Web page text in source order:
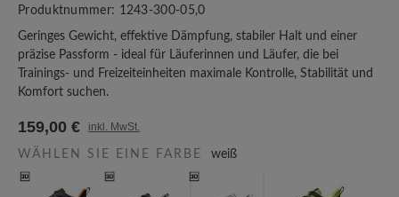
Produktnummer: 1243-300-05,0
Geringes Gewicht, effektive Dämpfung, stabiler Halt und einer
präzise Passform - ideal für Läuferinnen und Läufer, die bei
Trainings- und Freizeiteinheiten maximale Kontrolle, Stabilität und
Komfort suchen.
159,00 € inkl. MwSt.
WÄHLEN SIE EINE FARBE weiß